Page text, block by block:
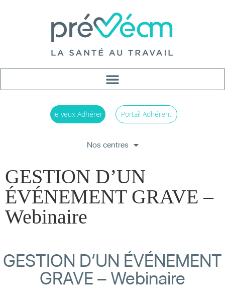
Je veux Adhérer Portail Adhérent
Nos centres
GESTION D’UN
ÉVÉNEMENT GRAVE –
Webinaire
GESTION D’UN ÉVÉNEMENT
GRAVE – Webinaire